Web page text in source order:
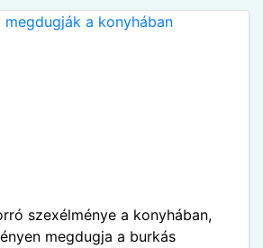
szexélménye a konyhában,
megdugja a burkás